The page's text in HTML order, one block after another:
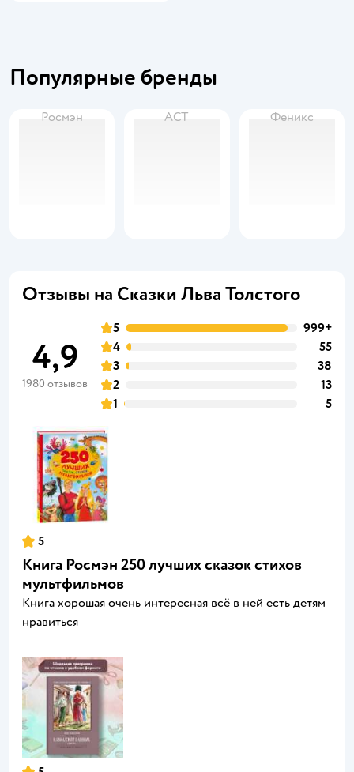
Популярные бренды
Росмэн АСТ Феникс
Отзывы на Сказки Льва Толстого
4,9
1980 отзывов
5
999+
4
55
3
38
2
13
1
5
5
Книга Росмэн 250 лучших сказок стихов
мультфильмов
Книга хорошая очень интересная всё в ней есть детям
нравиться